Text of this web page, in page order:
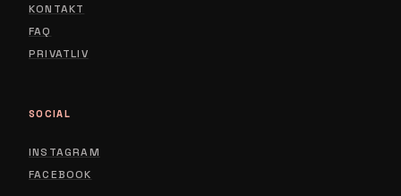
KONTAKT
FAQ
PRIVATLIVPRIVACY POLICY
SOCIAL
INSTAGRAM
FACEBOOK